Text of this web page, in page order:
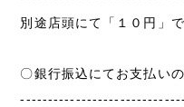
別途店頭にて「１０円」
〇銀行振込にてお支払い